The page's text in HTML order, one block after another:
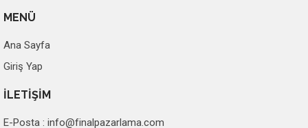
MENÜ
Ana Sayfa
Giriş Yap
İLETİŞİM
E-Posta : info@finalpazarlama.com